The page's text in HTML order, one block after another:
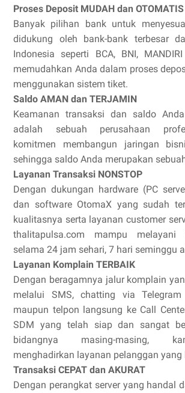
Proses Deposit MUDAH dan OTOMATIS
Banyak pilihan bank untuk
didukung oleh bank-bank terbesar
Indonesia seperti BCA, BNI,
memudahkan Anda dalam proses
menggunakan sistem tiket.
Saldo AMAN dan TERJAMIN
Keamanan transaksi dan saldo
adalah sebuah perusahaan
komitmen membangun jaringan
sehingga saldo Anda merupakan
Layanan Transaksi NONSTOP
Dengan dukungan hardware (PC
dan software OtomaX yang sudah
kualitasnya serta layanan customer
thalitapulsa.com mampu melayani
selama 24 jam sehari, 7 hari seminggu
Layanan Komplain TERBAIK
Dengan beragamnya jalur komplain
melalui SMS, chatting via
maupun telpon langsung ke Call
SDM yang telah siap dan sangat
bidangnya masing-masing,
menghadirkan layanan pelanggan yang
Transaksi CEPAT dan AKURAT
Dengan perangkat server yang handal